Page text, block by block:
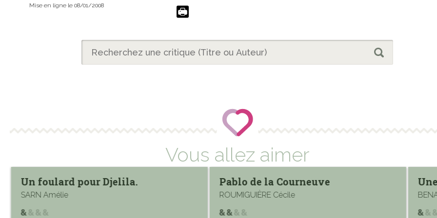
Mise en ligne le 08/01/2008
Vous allez aimer
Un foulard pour Djelila.
SARN Amélie
Pablo de la Courneuve
ROUMIGUIÈRE Cécile